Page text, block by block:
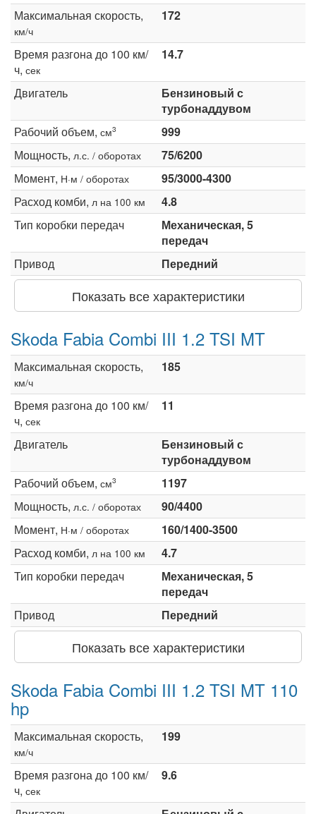
Максимальная скорость,
км/ч
172
Время разгона до 100 км/
ч, сек
14.7
Двигатель
Бензиновый с
турбонаддувом
Рабочий объем, см3
999
Мощность, л.с. / оборотах
75/6200
Момент, Н·м / оборотах
95/3000-4300
Расход комби, л на 100 км
4.8
Тип коробки передач
Механическая, 5
передач
Привод
Передний
Показать все характеристики
Skoda Fabia Combi III 1.2 TSI MT
Максимальная скорость,
км/ч
185
Время разгона до 100 км/
ч, сек
11
Двигатель
Бензиновый с
турбонаддувом
Рабочий объем, см3
1197
Мощность, л.с. / оборотах
90/4400
Момент, Н·м / оборотах
160/1400-3500
Расход комби, л на 100 км
4.7
Тип коробки передач
Механическая, 5
передач
Привод
Передний
Показать все характеристики
Skoda Fabia Combi III 1.2 TSI MT 110
hp
Максимальная скорость,
км/ч
199
Время разгона до 100 км/
ч, сек
9.6